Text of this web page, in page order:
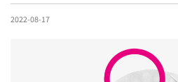
2022-08-17